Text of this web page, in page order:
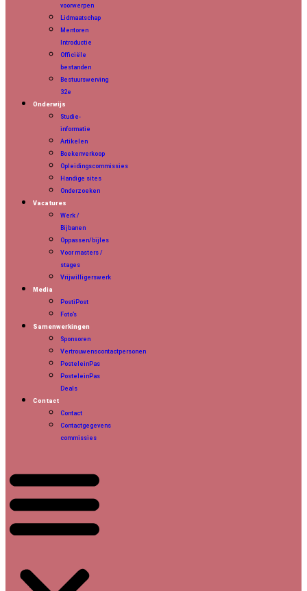
voorwerpen
Lidmaatschap
Mentoren
Introductie
Officiële
bestanden
Bestuurswerving
32e
Onderwijs
Studie-
informatie
Artikelen
Boekenverkoop
Opleidingscommissies
Handige sites
Onderzoeken
Vacatures
Werk /
Bijbanen
Oppassen/bijles
Voor masters /
stages
Vrijwilligerswerk
Media
PostiPost
Foto’s
Samenwerkingen
Sponsoren
Vertrouwenscontactpersonen
PosteleinPas
PosteleinPas
Deals
Contact
Contact
Contactgegevens
commissies